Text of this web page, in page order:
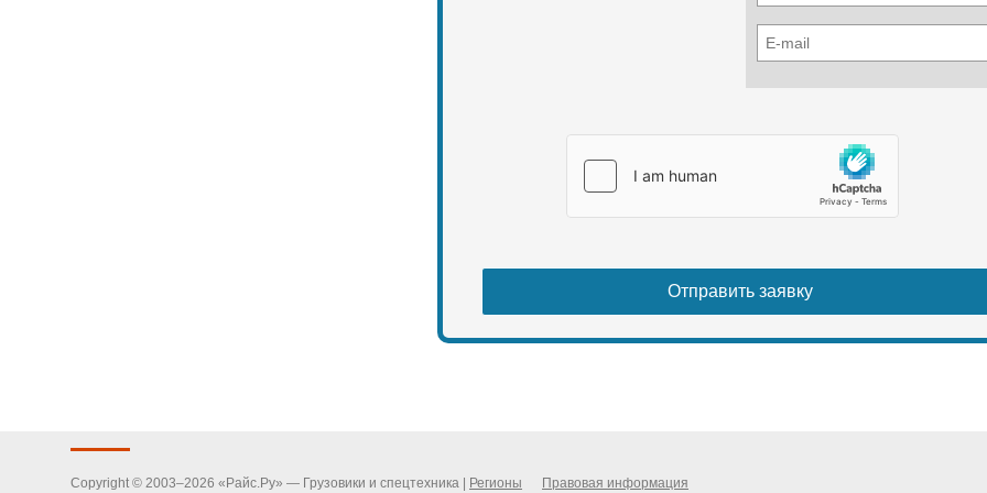
Copyright © 2003–2026 «Райс.Ру» — Грузовики и спецтехника | Регионы Правовая информация